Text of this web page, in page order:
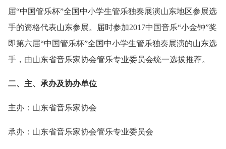
届“中国管乐杯”全国中小学生管乐独奏展演山东地区参展选
手的资格代表山东参展。届时参加2017中国音乐“小金钟”奖
即第六届“中国管乐杯”全国中小学生管乐独奏展演的山东选
手，由山东省音乐家协会管乐专业委员会统一选拔推荐。
二、主、承办及协办单位
主办：山东省音乐家协会
承办：山东省音乐家协会管乐专业委员会